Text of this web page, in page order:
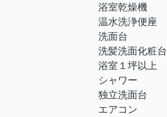
浴室乾燥機
温水洗浄便座
洗面台
洗髪洗面化粧台
浴室１坪以上
シャワー
独立洗面台
エアコン